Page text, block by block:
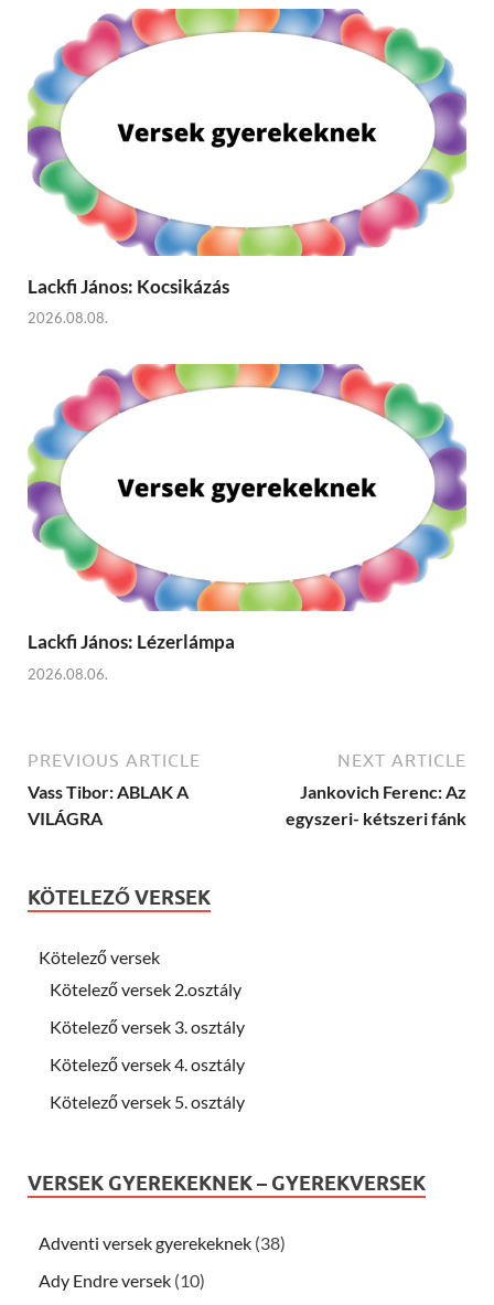
Lackfi János: Kocsikázás
2026.08.08.
Lackfi János: Lézerlámpa
2026.08.06.
PREVIOUS ARTICLE
Vass Tibor: ABLAK A
VILÁGRA
NEXT ARTICLE
Jankovich Ferenc: Az
egyszeri- kétszeri fánk
KÖTELEZŐ VERSEK
Kötelező versek
Kötelező versek 2.osztály
Kötelező versek 3. osztály
Kötelező versek 4. osztály
Kötelező versek 5. osztály
VERSEK GYEREKEKNEK – GYEREKVERSEK
Adventi versek gyerekeknek (38)
Ady Endre versek (10)